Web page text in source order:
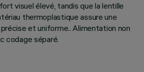
visuel élevé, tandis que la lentille
thermoplastique assure une
et uniforme.. Alimentation non
codage séparé.